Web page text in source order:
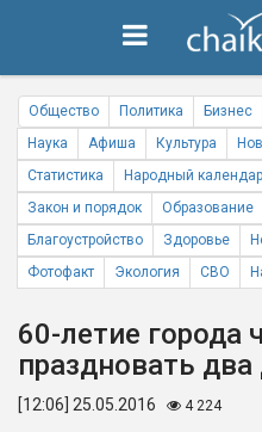
Общество Политика Бизнес
Наука
Афиша Культура
Статистика
Народный
Закон и порядок
Образование
Благоустройство
Здоровье
Фотофакт
Экология СВО
60-летие города
праздновать два
[12:06] 25.05.2016 4 224